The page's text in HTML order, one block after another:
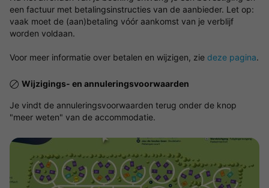
een factuur met betalingsinstructies van de aanbieder. Let op:
vaak moet de (aan)betaling vóór aankomst van je verblijf
worden voldaan.
Voor meer informatie over betalen en wijzigen, zie deze pagina.
Wijzigings- en annuleringsvoorwaarden
Je vindt de annuleringsvoorwaarden terug onder de knop
"meer weten" van de accommodatie.